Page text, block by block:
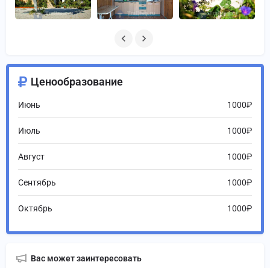
Ценообразование
Июнь 1000₽
Июль 1000₽
Август 1000₽
Сентябрь 1000₽
Октябрь 1000₽
Вас может заинтересовать